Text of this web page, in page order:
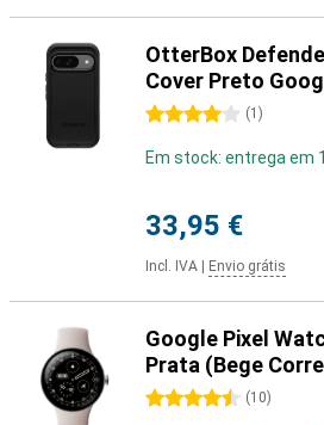
OtterBox
Cover Preto
4 estrelas (1 )
Em stock: entrega em
33,95 €
Incl. IVA Envio grátis
Google Pixel
Prata (Bege
4.5 estrelas (10)